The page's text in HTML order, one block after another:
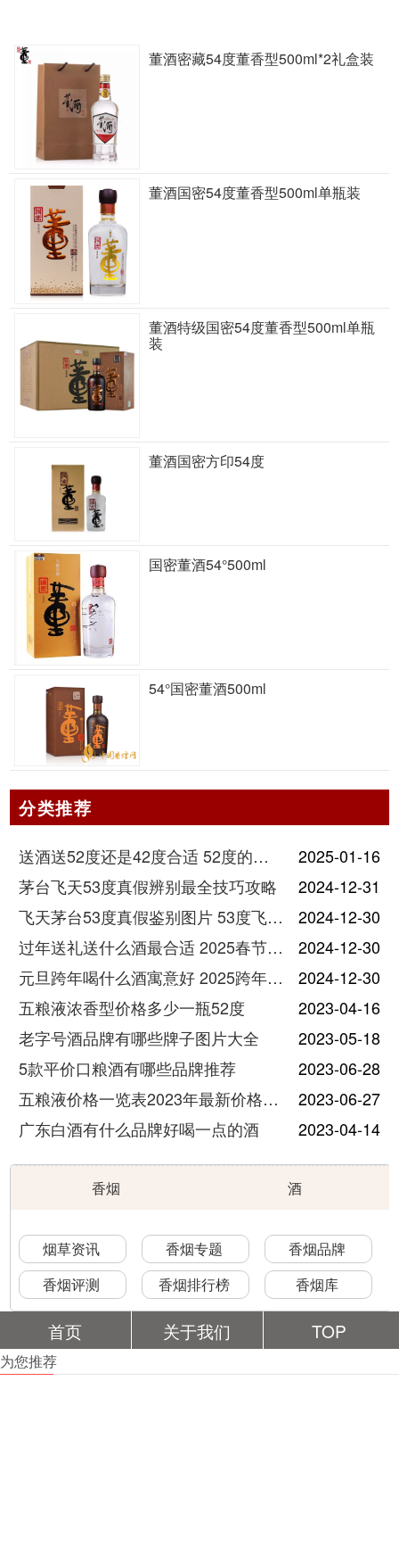
董酒密藏54度董香型500ml*2礼盒装
董酒国密54度董香型500ml单瓶装
董酒特级国密54度董香型500ml单瓶
装
董酒国密方印54度
国密董酒54°500ml
54°国密董酒500ml
分类推荐
送酒送52度还是42度合适 52度的酒和42度的酒有什么区别
2025-01-16
茅台飞天53度真假辨别最全技巧攻略
2024-12-31
飞天茅台53度真假鉴别图片 53度飞天茅台怎么验真假
2024-12-30
过年送礼送什么酒最合适 2025春节送酒指南
2024-12-30
元旦跨年喝什么酒寓意好 2025跨年热门酒推荐
2024-12-30
五粮液浓香型价格多少一瓶52度
2023-04-16
老字号酒品牌有哪些牌子图片大全
2023-05-18
5款平价口粮酒有哪些品牌推荐
2023-06-28
五粮液价格一览表2023年最新价格及图片
2023-06-27
广东白酒有什么品牌好喝一点的酒
2023-04-14
香烟 酒
烟草资讯 香烟专题
香烟品牌
香烟评测
香烟排行榜 香烟库
首页 关于我们 TOP
为您推荐